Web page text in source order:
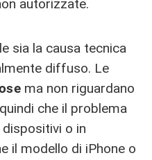
autorizzate.
sia la causa tecnica
diffuso. Le
ma non riguardano
che il problema
o in
il modello di iPhone o